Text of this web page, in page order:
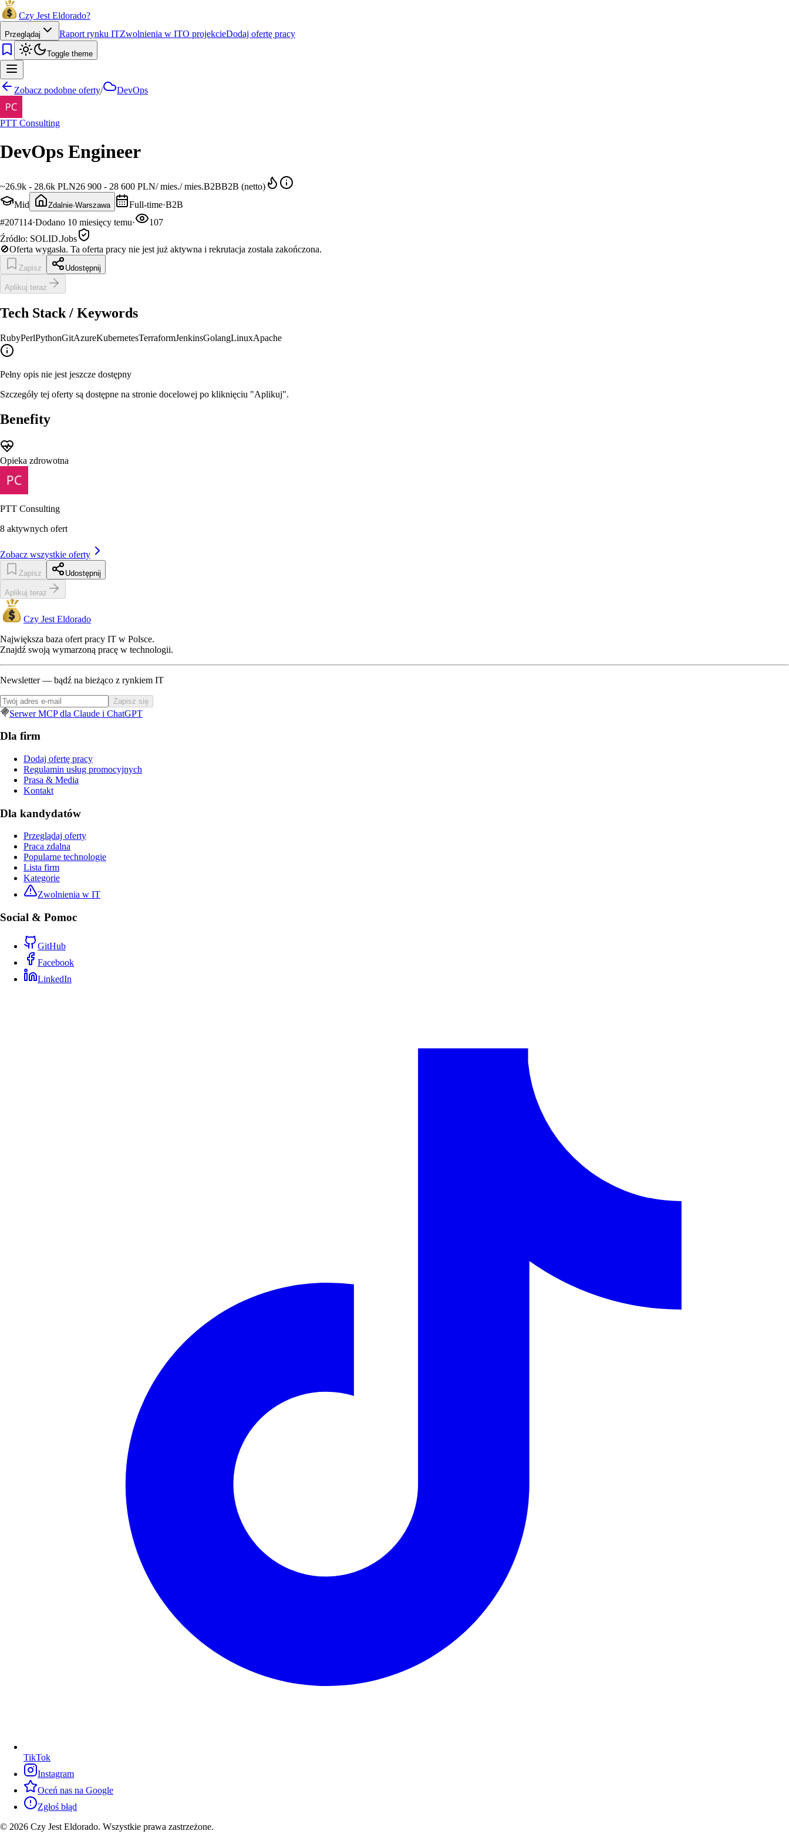
Czy Jest Eldorado?
Przeglądaj Raport rynku ITZwolnienia w ITO projekcieDodaj ofertę pracy
Toggle theme
Zobacz podobne oferty/ DevOps
PTT Consulting
DevOps Engineer
~26.9k - 28.6k PLN26 900 - 28 600 PLN/mies./mies.B2BB2B (netto)
Mid
Zdalnie·Warszawa Full-time·B2B
#207114·Dodano 10 miesięcy temu·
107
Źródło: SOLID.Jobs
🚫Oferta wygasła. Ta oferta pracy nie jest już aktywna i rekrutacja została zakończona.
Zapisz Udostępnij
Aplikuj teraz
Tech Stack / Keywords
RubyPerlPythonGitAzureKubernetesTerraformJenkinsGolangLinuxApache
Pełny opis nie jest jeszcze dostępny
Szczegóły tej oferty są dostępne na stronie docelowej po kliknięciu "Aplikuj".
Benefity
Opieka zdrowotna
PTT Consulting
8 aktywnych ofert
Zobacz wszystkie oferty
Zapisz Udostępnij
Aplikuj teraz
Czy Jest Eldorado
Największa baza ofert pracy IT w Polsce.
Znajdź swoją wymarzoną pracę w technologii.
Newsletter — bądź na bieżąco z rynkiem IT
Zapisz się
Serwer MCP dla Claude i ChatGPT
Dla firm
Dodaj ofertę pracy
Regulamin usług promocyjnych
Prasa & Media
Kontakt
Dla kandydatów
Przeglądaj oferty
Praca zdalna
Popularne technologie
Lista firm
Kategorie
Zwolnienia w IT
Social & Pomoc
GitHub
Facebook
LinkedIn
TikTok
Instagram
Oceń nas na Google
Zgłoś błąd
© 2026 Czy Jest Eldorado. Wszystkie prawa zastrzeżone.